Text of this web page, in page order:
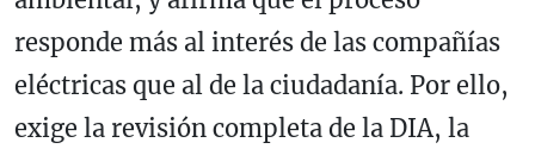
responde más al interés de las compañías
eléctricas que al de la ciudadanía. Por ello,
exige la revisión completa de la DIA, la